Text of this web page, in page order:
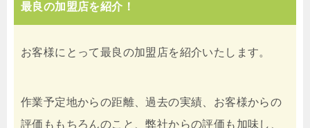
最良の加盟店を紹介！
お客様にとって最良の加盟店を紹介いたします。
作業予定地からの距離、過去の実績、お客様からの
評価ももちろんのこと、弊社からの評価も加味し、